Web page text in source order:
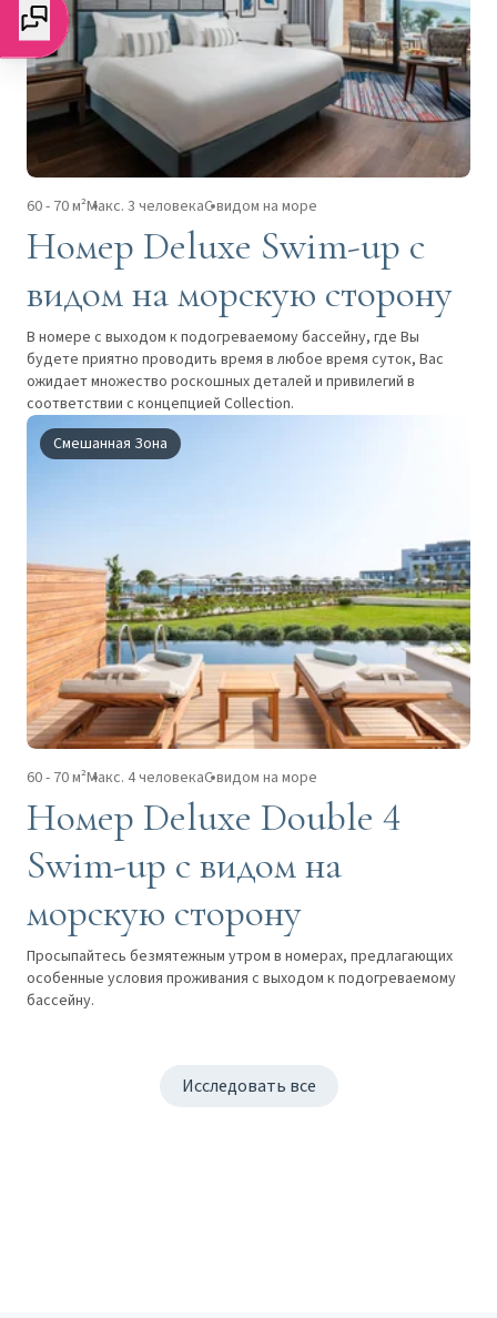
60 - 70 м²Макс. 3 человекаС видом на море
Номер Deluxe Swim-up с
видом на морскую сторону
В номере с выходом к подогреваемому бассейну, где Вы
будете приятно проводить время в любое время суток, Вас
ожидает множество роскошных деталей и привилегий в
соответствии с концепцией Collection.
Смешанная Зона
60 - 70 м²Макс. 4 человекаС видом на море
Номер Deluxe Double 4
Swim-up с видом на
морскую сторону
Просыпайтесь безмятежным утром в номерах, предлагающих
особенные условия проживания с выходом к подогреваемому
бассейну.
Исследовать все